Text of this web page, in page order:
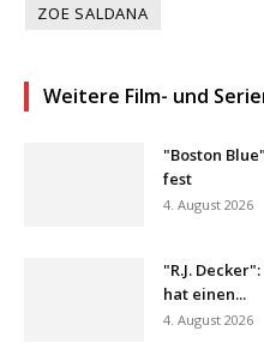
ZOE SALDANA
Weitere Film- und
"Boston
fest
4. August 2026
"R.J.
hat einen...
4. August 2026